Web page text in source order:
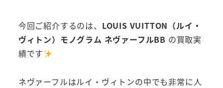
今回ご紹介するのは、 LOUIS VUITTON（ルイ・
ヴィトン）モノグラム ネヴァーフルBB の買取実
績です
ネヴァーフルはルイ・ヴィトンの中でも非常に人